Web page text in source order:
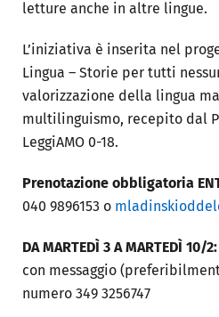
letture anche in altre lingue.
L’iniziativa è inserita nel
Lingua – Storie per tutti
valorizzazione della lingua
multilinguismo, recepito dal
LeggiAMO 0-18.
Prenotazione obbligatoria
040 9896153 o
DA MARTEDÌ 3 A MARTEDÌ 10/2:
con messaggio
numero 349 3256747